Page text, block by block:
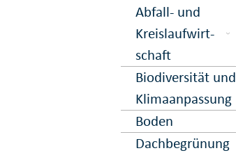
Abfall- und
Kreis­lauf­wirt­
schaft
Biodiversität und
Klima­anpassung
Boden
Dach­begrün­ung